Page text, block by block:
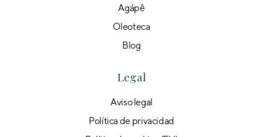
Agápê
Oleoteca
Blog
Legal
Aviso legal
Política de privacidad